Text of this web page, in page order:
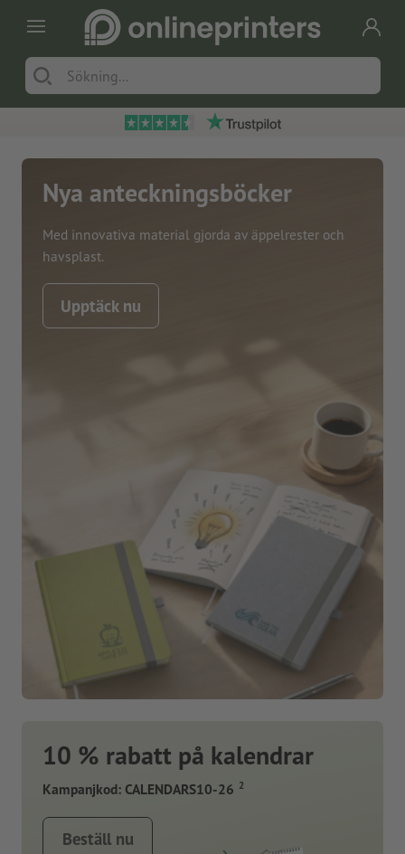
Nya anteckningsböcker
Med innovativa material gjorda av äppelrester och
havsplast.
Upptäck nu
10 % rabatt på kalendrar
Kampanjkod: CALENDARS10-26 2
Beställ nu